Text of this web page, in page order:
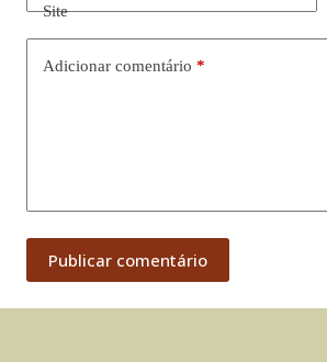
Site
Adicionar comentário *
Publicar comentário